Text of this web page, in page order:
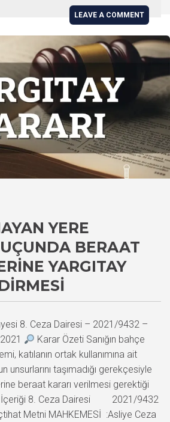
LEAVE A COMMENT
YERE
BERAAT
YARGITAY
8. Ceza Dairesi – 2021/9432 –
Karar Özeti Sanığın bahçe
katılanın ortak kullanımına ait
unsurlarını taşımadığı gerekçesiyle
beraat kararı verilmesi gerektiği
İçeriği 8. Ceza Dairesi 2021/9432
Metni MAHKEMESİ :Asliye Ceza